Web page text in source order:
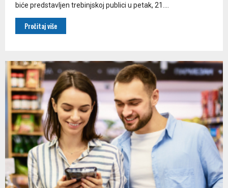
biće predstavljen trebinjskoj publici u petak, 21....
Pročitaj više